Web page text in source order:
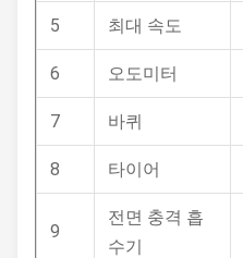
5 최대 속도
6 오도미터
7 바퀴
8 타이어
9
전면 충격 흡
수기